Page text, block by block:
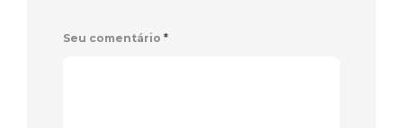
Seu comentário *